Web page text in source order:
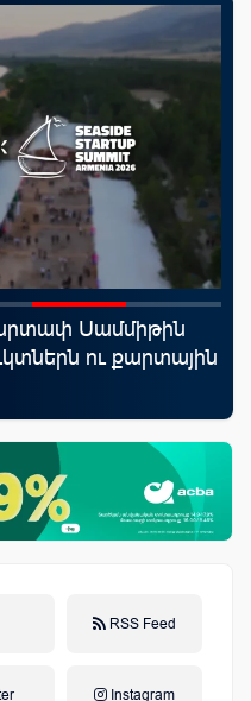
Սամմիթին
ու քարտային
RSS Feed
Instagram